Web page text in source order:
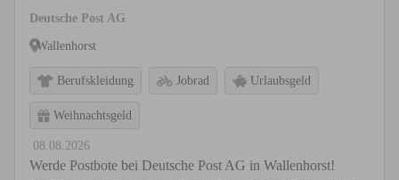
Deutsche Post AG
Wallenhorst
Berufskleidung Jobrad Urlaubsgeld
Weihnachtsgeld
08.08.2026
Werde Postbote bei Deutsche Post AG in Wallenhorst!